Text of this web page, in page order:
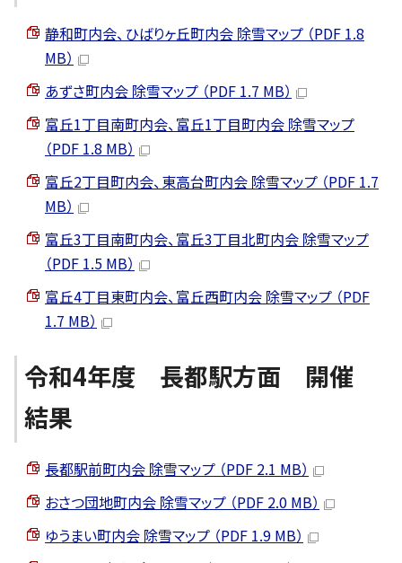
静和町内会、ひばりヶ丘町内会 除雪マップ （PDF 1.8
MB）
あずさ町内会 除雪マップ （PDF 1.7 MB）
富丘1丁目南町内会、富丘1丁目町内会 除雪マップ
（PDF 1.8 MB）
富丘2丁目町内会、東高台町内会 除雪マップ （PDF 1.7
MB）
富丘3丁目南町内会、富丘3丁目北町内会 除雪マップ
（PDF 1.5 MB）
富丘4丁目東町内会、富丘西町内会 除雪マップ （PDF
1.7 MB）
令和4年度 長都駅方面 開催
結果
長都駅前町内会 除雪マップ （PDF 2.1 MB）
おさつ団地町内会 除雪マップ （PDF 2.0 MB）
ゆうまい町内会 除雪マップ （PDF 1.9 MB）